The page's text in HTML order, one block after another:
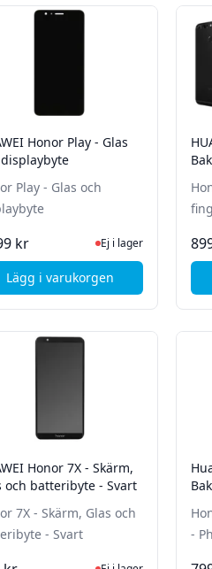
för senaste status
öronhögtalare
Honor Play - Glas
Play - Glas och
kr Ej i lager, besök
Ej i lager
Lägg i varukorgen, HUAWEI Honor Play -
Honor 7X - Skärm,
Glas och batteribyte - Svart
7X - Skärm, Glas och
batteribyte - Svart
-